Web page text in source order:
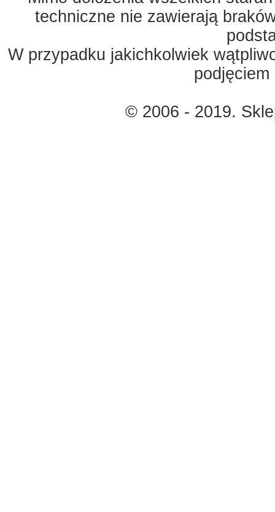
techniczne nie zawierają
W przypadku jakichkolwiek
© 2006 - 2019.